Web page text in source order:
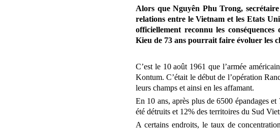
Alors que Nguyên Phu Trong,
relations entre le Vietnam et les Etats
officiellement reconnu les
Kieu de 73 ans pourrait faire évoluer les
C’est le 10 août 1961 que l’armée
Kontum. C’était le début de l’opération
leurs champs et ainsi en les affamant.
En 10 ans, après plus de 6500 épandages
été détruits et 12% des territoires du Sud
A certains endroits, le taux de